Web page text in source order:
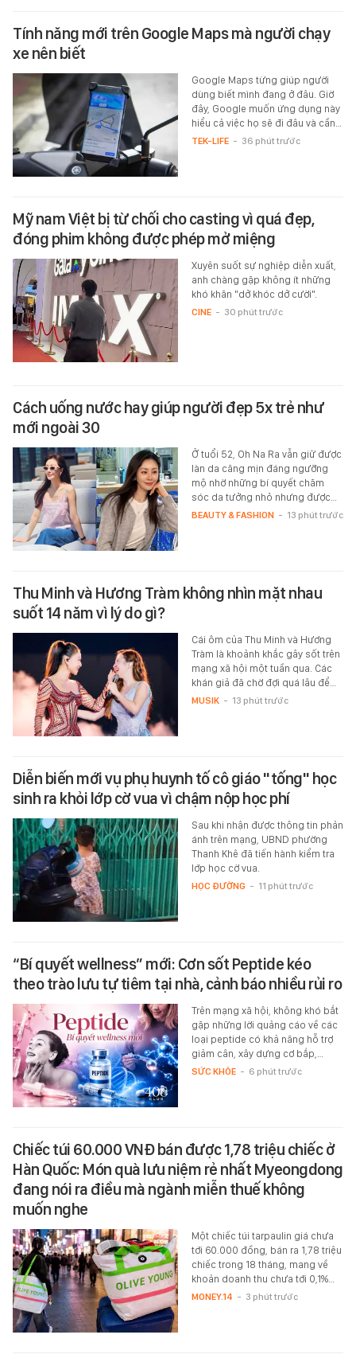
Tính năng mới trên Google Maps mà người chạy
xe nên biết
Google Maps từng giúp người
dùng biết mình đang ở đâu. Giờ
đây, Google muốn ứng dụng này
hiểu cả việc họ sẽ đi đâu và cần…
TEK-LIFE - 36 phút trước
Mỹ nam Việt bị từ chối cho casting vì quá đẹp,
đóng phim không được phép mở miệng
Xuyên suốt sự nghiệp diễn xuất,
anh chàng gặp không ít những
khó khăn "dở khóc dở cười".
CINE - 30 phút trước
Cách uống nước hay giúp người đẹp 5x trẻ như
mới ngoài 30
Ở tuổi 52, Oh Na Ra vẫn giữ được
làn da căng mịn đáng ngưỡng
mộ nhờ những bí quyết chăm
sóc da tưởng nhỏ nhưng được…
BEAUTY & FASHION - 13 phút trước
Thu Minh và Hương Tràm không nhìn mặt nhau
suốt 14 năm vì lý do gì?
Cái ôm của Thu Minh và Hương
Tràm là khoảnh khắc gây sốt trên
mạng xã hội một tuần qua. Các
khán giả đã chờ đợi quá lâu để…
MUSIK - 13 phút trước
Diễn biến mới vụ phụ huynh tố cô giáo "tống" học
sinh ra khỏi lớp cờ vua vì chậm nộp học phí
Sau khi nhận được thông tin phản
ánh trên mạng, UBND phường
Thanh Khê đã tiến hành kiểm tra
lớp học cờ vua.
HỌC ĐƯỜNG - 11 phút trước
“Bí quyết wellness” mới: Cơn sốt Peptide kéo
theo trào lưu tự tiêm tại nhà, cảnh báo nhiều rủi ro
Trên mạng xã hội, không khó bắt
gặp những lời quảng cáo về các
loại peptide có khả năng hỗ trợ
giảm cân, xây dựng cơ bắp,…
SỨC KHỎE - 6 phút trước
Chiếc túi 60.000 VNĐ bán được 1,78 triệu chiếc ở
Hàn Quốc: Món quà lưu niệm rẻ nhất Myeongdong
đang nói ra điều mà ngành miễn thuế không
muốn nghe
Một chiếc túi tarpaulin giá chưa
tới 60.000 đồng, bán ra 1,78 triệu
chiếc trong 18 tháng, mang về
khoản doanh thu chưa tới 0,1%…
MONEY.14 - 3 phút trước